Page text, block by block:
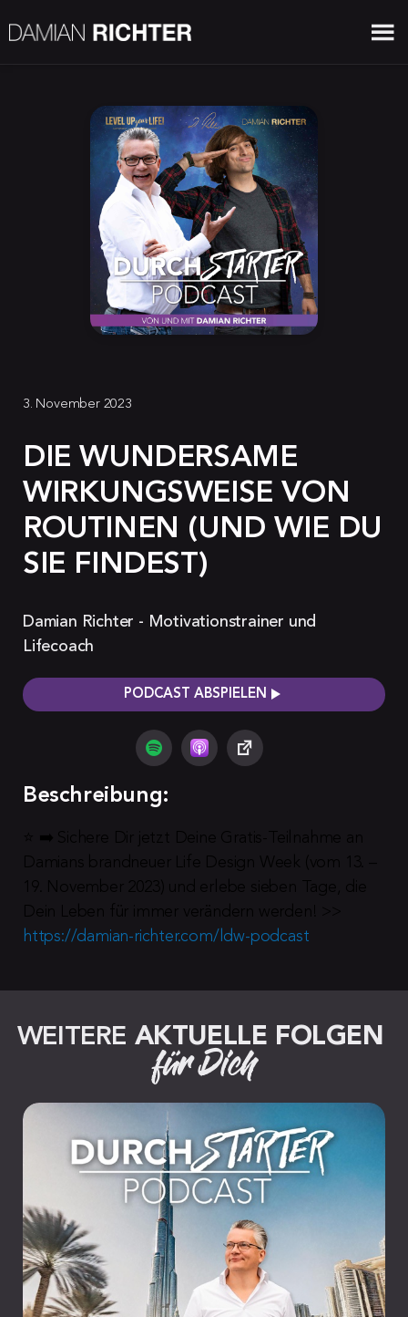
3. November 2023
DIE WUNDERSAME
WIRKUNGSWEISE VON
ROUTINEN (UND WIE DU
SIE FINDEST)
Damian Richter - Motivationstrainer und
Lifecoach
PODCAST ABSPIELEN
Beschreibung:
https://damian-richter.com/ldw-podcast
WEITERE AKTUELLE FOLGEN
für Dich